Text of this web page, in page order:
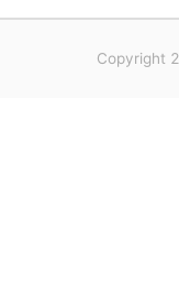
Copyright